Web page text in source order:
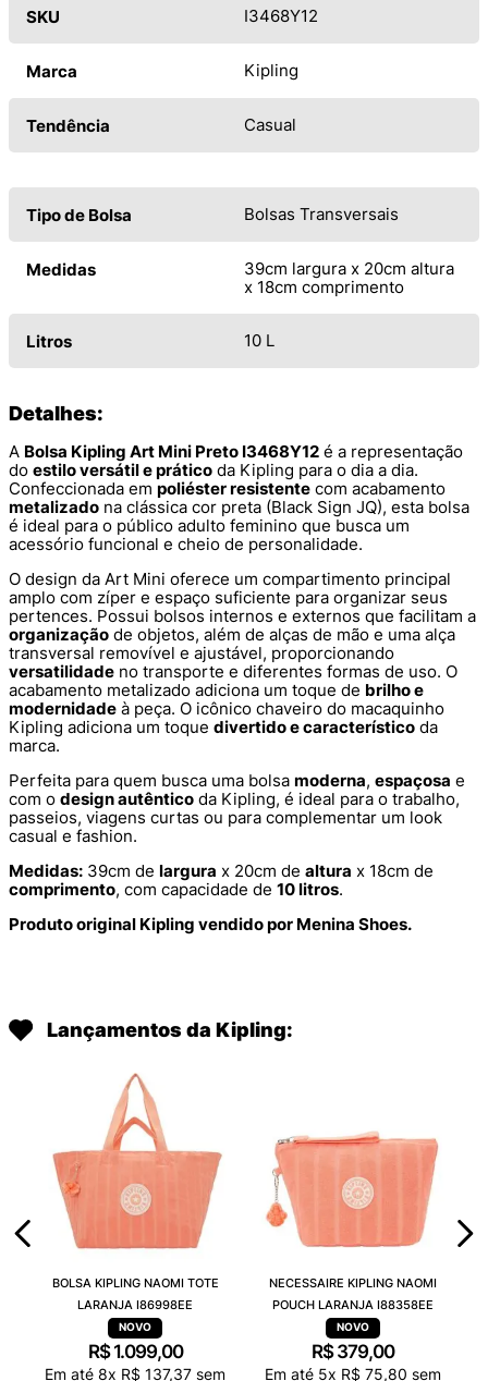
SKU I3468Y12
Marca Kipling
Tendência Casual
Tipo de Bolsa Bolsas Transversais
Medidas
39cm largura x 20cm altura
x 18cm comprimento
Litros 10 L
Detalhes:
A Bolsa Kipling Art Mini Preto I3468Y12 é a representação
do estilo versátil e prático da Kipling para o dia a dia.
Confeccionada em poliéster resistente com acabamento
metalizado na clássica cor preta (Black Sign JQ), esta bolsa
é ideal para o público adulto feminino que busca um
acessório funcional e cheio de personalidade.
O design da Art Mini oferece um compartimento principal
amplo com zíper e espaço suficiente para organizar seus
pertences. Possui bolsos internos e externos que facilitam a
organização de objetos, além de alças de mão e uma alça
transversal removível e ajustável, proporcionando
versatilidade no transporte e diferentes formas de uso. O
acabamento metalizado adiciona um toque de brilho e
modernidade à peça. O icônico chaveiro do macaquinho
Kipling adiciona um toque divertido e característico da
marca.
Perfeita para quem busca uma bolsa moderna, espaçosa e
com o design autêntico da Kipling, é ideal para o trabalho,
passeios, viagens curtas ou para complementar um look
casual e fashion.
Medidas: 39cm de largura x 20cm de altura x 18cm de
comprimento, com capacidade de 10 litros.
Produto original Kipling vendido por Menina Shoes.
Lançamentos da Kipling:
BOLSA KIPLING NAOMI TOTE
LARANJA I86998EE
R$ 1.099,00
Em até 8x R$ 137,37 sem
NECESSAIRE KIPLING NAOMI
POUCH LARANJA I88358EE
R$ 379,00
Em até 5x R$ 75,80 sem